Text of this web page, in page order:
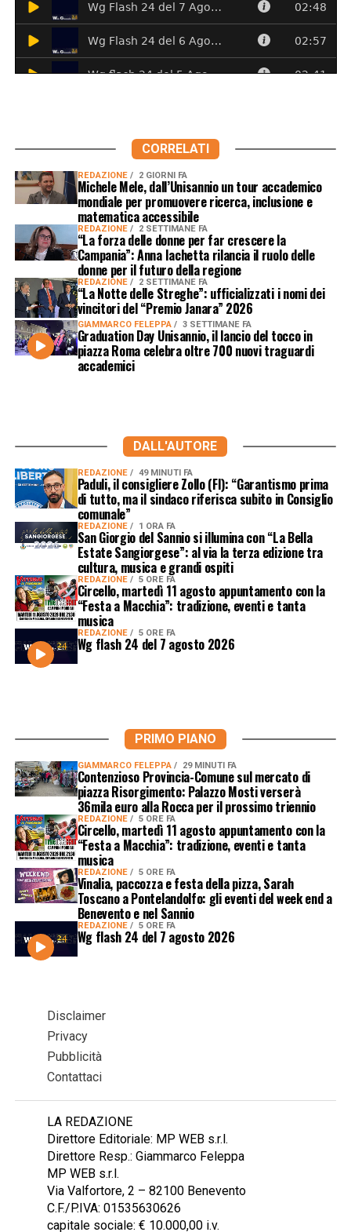
CORRELATI
REDAZIONE 2 GIORNI FA
Michele Mele, dall’Unisannio un tour accademico
mondiale per promuovere ricerca, inclusione e
matematica accessibile
REDAZIONE 2 SETTIMANE FA
“La forza delle donne per far crescere la
Campania”: Anna Iachetta rilancia il ruolo delle
donne per il futuro della regione
REDAZIONE 2 SETTIMANE FA
“La Notte delle Streghe”: ufficializzati i nomi dei
vincitori del “Premio Janara” 2026
GIAMMARCO FELEPPA 3 SETTIMANE FA
Graduation Day Unisannio, il lancio del tocco in
piazza Roma celebra oltre 700 nuovi traguardi
accademici
DALL'AUTORE
REDAZIONE 49 MINUTI FA
Paduli, il consigliere Zollo (FI): “Garantismo prima
di tutto, ma il sindaco riferisca subito in Consiglio
comunale”
REDAZIONE 1 ORA FA
San Giorgio del Sannio si illumina con “La Bella
Estate Sangiorgese”: al via la terza edizione tra
cultura, musica e grandi ospiti
REDAZIONE 5 ORE FA
Circello, martedì 11 agosto appuntamento con la
“Festa a Macchia”: tradizione, eventi e tanta
musica
REDAZIONE 5 ORE FA
Wg flash 24 del 7 agosto 2026
PRIMO PIANO
GIAMMARCO FELEPPA 29 MINUTI FA
Contenzioso Provincia-Comune sul mercato di
piazza Risorgimento: Palazzo Mosti verserà
36mila euro alla Rocca per il prossimo triennio
REDAZIONE 5 ORE FA
Circello, martedì 11 agosto appuntamento con la
“Festa a Macchia”: tradizione, eventi e tanta
musica
REDAZIONE 5 ORE FA
Vinalia, paccozza e festa della pizza, Sarah
Toscano a Pontelandolfo: gli eventi del week end a
Benevento e nel Sannio
REDAZIONE 5 ORE FA
Wg flash 24 del 7 agosto 2026
Disclaimer
Privacy
Pubblicità
Contattaci
LA REDAZIONE
Direttore Editoriale: MP WEB s.r.l.
Direttore Resp.: Giammarco Feleppa
MP WEB s.r.l.
Via Valfortore, 2 – 82100 Benevento
C.F./P.IVA: 01535630626
capitale sociale: € 10.000,00 i.v.